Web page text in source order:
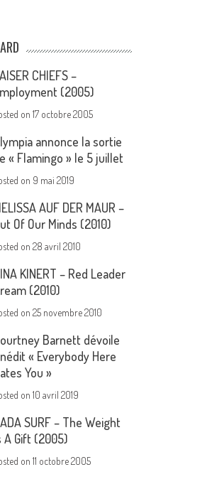
CHIEFS –
(2005)
on17 octobre 2005
annonce la sortie
« Flamingo » le 5 juillet
on 9 mai 2019
AUF DER MAUR –
Of Our Minds (2010)
on28 avril 2010
KINERT – Red Leader
(2010)
on25 novembre 2010
Barnett dévoile
« Everybody Here
You »
on10 avril 2019
SURF – The Weight
A Gift (2005)
on11 octobre 2005